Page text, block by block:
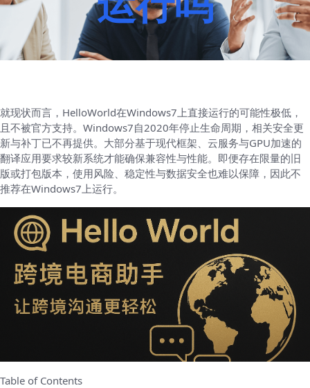
就现状而言，HelloWorld在Windows7上直接运行的可能性极低，
且不被官方支持。Windows7自2020年停止生命周期，相关安全更
新与补丁已不再提供。大部分基于现代框架、云服务与GPU加速的
翻译应用要求较新系统才能确保兼容性与性能。即便存在限量的旧
版或打包版本，使用风险、稳定性与数据安全也难以保障，因此不
推荐在Windows7上运行。
Table of Contents